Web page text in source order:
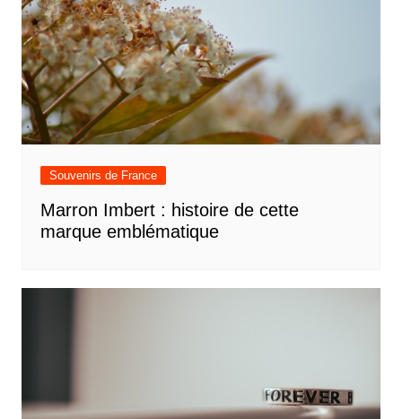
Souvenirs de France
Marron Imbert : histoire de cette
marque emblématique